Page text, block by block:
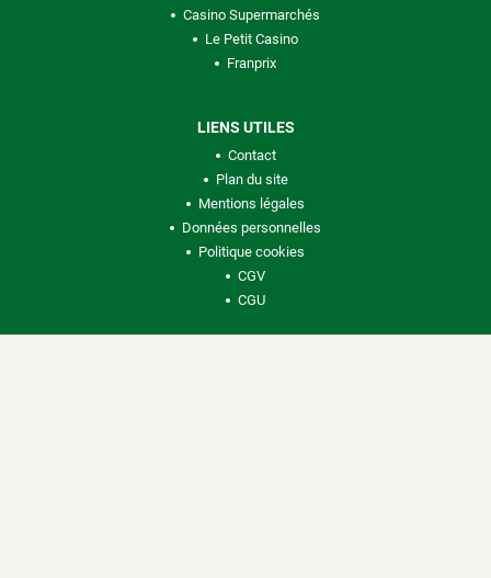
Casino Supermarchés
Le Petit Casino
Franprix
LIENS UTILES
Contact
Plan du site
Mentions légales
Données personnelles
Politique cookies
CGV
CGU